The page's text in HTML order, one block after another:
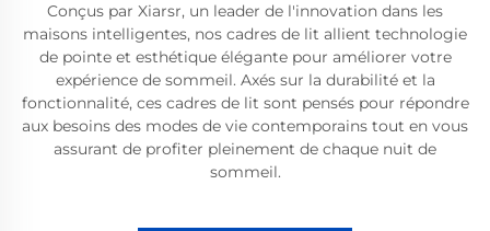
Conçus par Xiarsr, un leader de l'innovation dans les
maisons intelligentes, nos cadres de lit allient technologie
de pointe et esthétique élégante pour améliorer votre
expérience de sommeil. Axés sur la durabilité et la
fonctionnalité, ces cadres de lit sont pensés pour répondre
aux besoins des modes de vie contemporains tout en vous
assurant de profiter pleinement de chaque nuit de
sommeil.